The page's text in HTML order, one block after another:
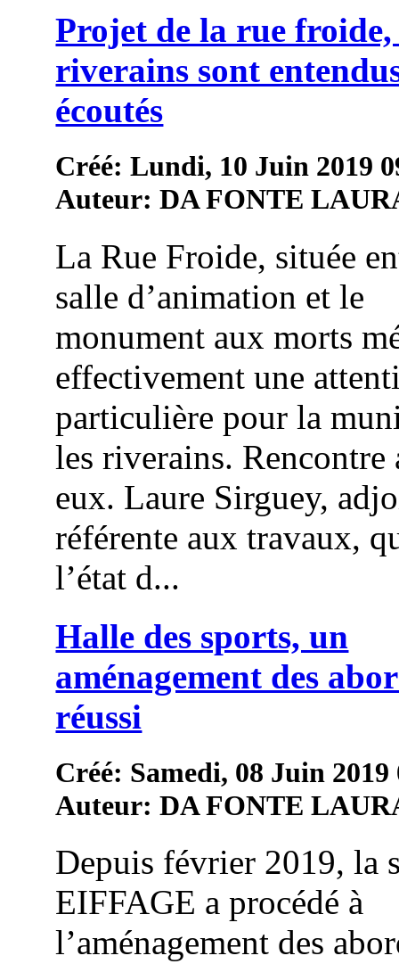
Projet de la rue froide,
riverains sont
écoutés
Créé: Lundi, 10 Juin 2019
Auteur: DA FONTE
La Rue Froide, située
salle d’animation et le
monument aux morts
effectivement une
particulière pour la
les riverains. Rencontre
eux. Laure Sirguey,
référente aux travaux,
l’état d...
Halle des sports, un
aménagement des
réussi
Créé: Samedi, 08 Juin 2019
Auteur: DA FONTE
Depuis février 2019, la
EIFFAGE a procédé à
l’aménagement des